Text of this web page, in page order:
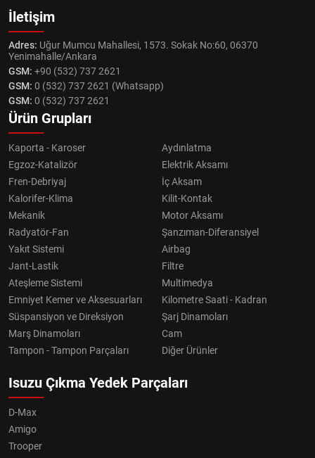
İletişim
Adres: Uğur Mumcu Mahallesi, 1573. Sokak No:60, 06370
Yenimahalle/Ankara
GSM: +90 (532) 737 2621
GSM: 0 (532) 737 2621 (Whatsapp)
GSM: 0 (532) 737 2621
Ürün Grupları
Kaporta - Karoser
Aydınlatma
Egzoz-Katalizör
Elektrik Aksamı
Fren-Debriyaj
İç Aksam
Kalorifer-Klima
Kilit-Kontak
Mekanik
Motor Aksamı
Radyatör-Fan
Şanzıman-Diferansiyel
Yakıt Sistemi
Airbag
Jant-Lastik
Filtre
Ateşleme Sistemi
Multimedya
Emniyet Kemer ve Aksesuarları
Kilometre Saati - Kadran
Süspansiyon ve Direksiyon
Şarj Dinamoları
Marş Dinamoları
Cam
Tampon - Tampon Parçaları
Diğer Ürünler
Isuzu Çıkma Yedek Parçaları
D-Max
Amigo
Trooper